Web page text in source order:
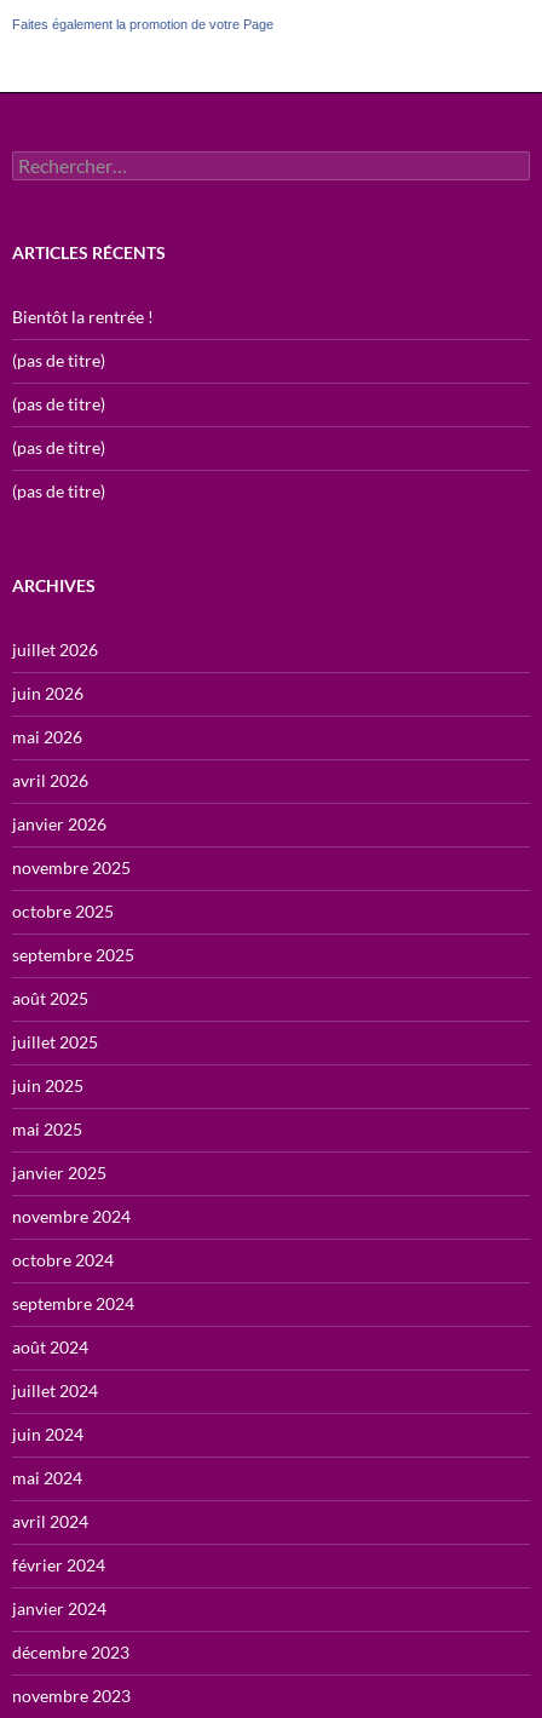
Faites également la promotion de votre Page
Rechercher :
ARTICLES RÉCENTS
Bientôt la rentrée !
(pas de titre)
(pas de titre)
(pas de titre)
(pas de titre)
ARCHIVES
juillet 2026
juin 2026
mai 2026
avril 2026
janvier 2026
novembre 2025
octobre 2025
septembre 2025
août 2025
juillet 2025
juin 2025
mai 2025
janvier 2025
novembre 2024
octobre 2024
septembre 2024
août 2024
juillet 2024
juin 2024
mai 2024
avril 2024
février 2024
janvier 2024
décembre 2023
novembre 2023